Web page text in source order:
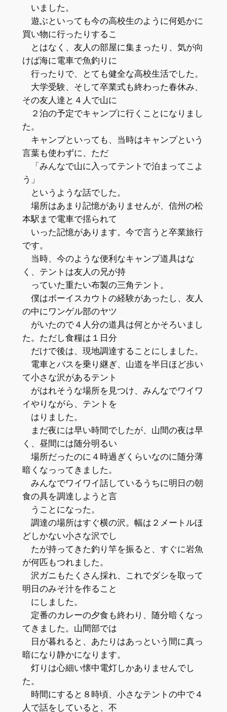
いました。
遊ぶといっても今の高校生のように何処かに
買い物に行ったりするこ
とはなく、友人の部屋に集まったり、気が向
けば海に電車で魚釣りに
行ったりで、とても健全な高校生活でした。
大学受験、そして卒業式も終わった春休み、
その友人達と４人で山に
２泊の予定でキャンプに行くことになりまし
た。
キャンプといっても、当時はキャンプという
言葉も使わずに、ただ
「みんなで山に入ってテントで泊まってこよ
う」
というような話でした。
場所はあまり記憶がありませんが、信州の松
本駅まで電車で揺られて
いった記憶があります。今で言うと卒業旅行
です。
当時、今のような便利なキャンプ道具はな
く、テントは友人の兄が持
っていた重たい布製の三角テント。
僕はボーイスカウトの経験があったし、友人
の中にワンゲル部のヤツ
がいたので４人分の道具は何とかそろいまし
た。ただし食糧は１日分
だけで後は、現地調達することにしました。
電車とバスを乗り継ぎ、山道を半日ほど歩い
て小さな沢があるテント
がはれそうな場所を見つけ、みんなでワイワ
イやりながら、テントを
はりました。
まだ夜には早い時間でしたが、山間の夜は早
く、昼間には随分明るい
場所だったのに４時過ぎくらいなのに随分薄
暗くなっってきました。
みんなでワイワイ話しているうちに明日の朝
食の具を調達しようと言
うことになった。
調達の場所はすぐ横の沢。幅は２メートルほ
どしかない小さな沢でし
たが持ってきた釣り竿を振ると、すぐに岩魚
が何匹もつれました。
沢ガニもたくさん採れ、これでダシを取って
明日のみそ汁を作ること
にしました。
定番のカレーの夕食も終わり、随分暗くなっ
てきました。山間部では
日が暮れると、あたりはあっという間に真っ
暗になり静かになります。
灯りは心細い懐中電灯しかありませんでし
た。
時間にすると８時頃、小さなテントの中で４
人で話をしていると、不